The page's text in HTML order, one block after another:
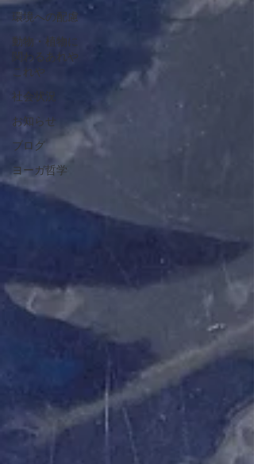
環境への配慮
動物・植物に
関わるあれや
これや
社会状況
お知らせ
ブログ
ヨーガ哲学